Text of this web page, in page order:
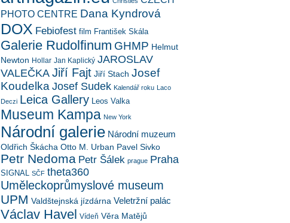
PHOTO CENTRE Dana Kyndrová
DOX Febiofest film František Skála
Galerie Rudolfinum GHMP Helmut
Newton Hollar Jan Kaplický JAROSLAV
VALEČKA Jiří Fajt Jiří Stach Josef
Koudelka Josef Sudek Kalendář roku
Laco
Deczi Leica Gallery Leos Valka
Museum Kampa New York
Národní galerie Národní muzeum
Oldřich Škácha Otto M. Urban Pavel Sivko
Petr Nedoma Petr Šálek prague Praha
SIGNAL SČF theta360
Uměleckoprůmyslové museum
UPM Valdštejnská jízdárna Veletržní palác
Václav Havel Vídeň Věra Matějů